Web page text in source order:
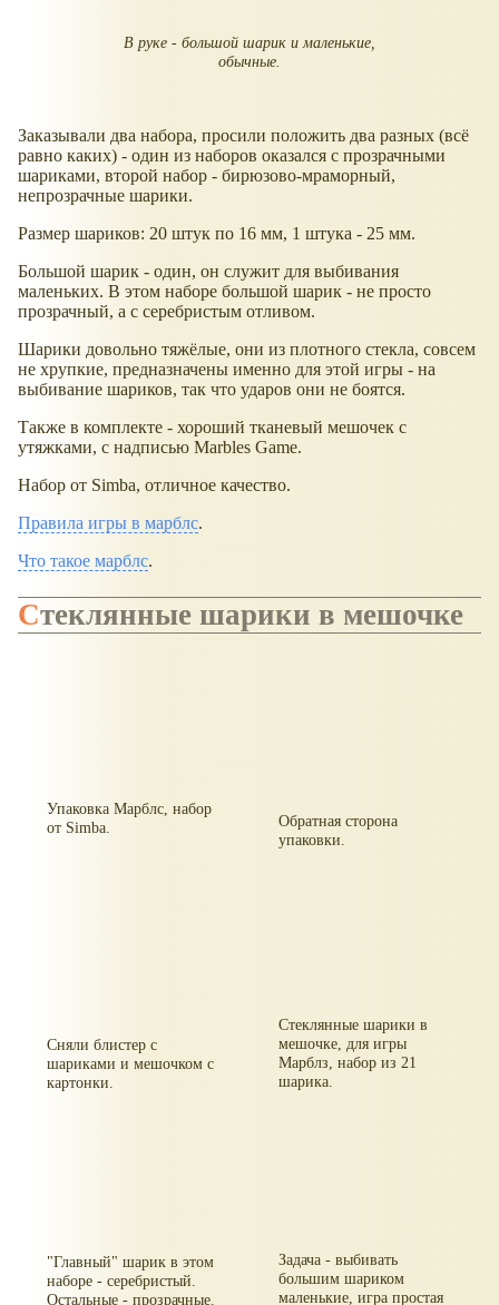
В руке - большой шарик и маленькие,
обычные.
Заказывали два набора, просили положить два разных (всё
равно каких) - один из наборов оказался с прозрачными
шариками, второй набор - бирюзово-мраморный,
непрозрачные шарики.
Размер шариков: 20 штук по 16 мм, 1 штука - 25 мм.
Большой шарик - один, он служит для выбивания
маленьких. В этом наборе большой шарик - не просто
прозрачный, а с серебристым отливом.
Шарики довольно тяжёлые, они из плотного стекла, совсем
не хрупкие, предназначены именно для этой игры - на
выбивание шариков, так что ударов они не боятся.
Также в комплекте - хороший тканевый мешочек с
утяжками, с надписью Marbles Game.
Набор от Simba, отличное качество.
Правила игры в марблс.
Что такое марблс.
Стеклянные шарики в мешочке
Упаковка Марблс, набор
от Simba.
Обратная сторона
упаковки.
Сняли блистер с
шариками и мешочком с
картонки.
Стеклянные шарики в
мешочке, для игры
Марблз, набор из 21
шарика.
"Главный" шарик в этом
наборе - серебристый.
Остальные - прозрачные.
Задача - выбивать
большим шариком
маленькие, игра простая